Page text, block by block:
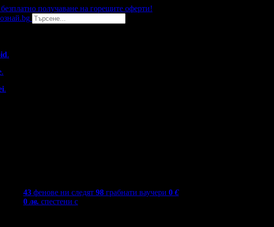
получаване на горещите оферти!
.
.
.
43 фенове ни следят 98 грабнати ваучери 0 €
0лв. спестени с